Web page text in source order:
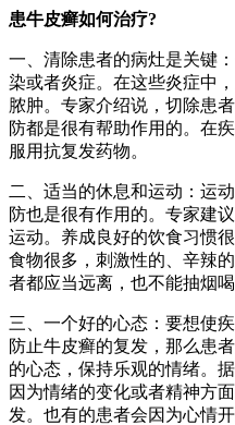
患牛皮癣如何治疗?
一、清除患者的病灶是关键
染或者炎症。在这些炎症中
脓肿。专家介绍说，切除患
防都是很有帮助作用的。在
服用抗复发药物。
二、适当的休息和运动：运
防也是很有作用的。专家建
运动。养成良好的饮食习惯
食物很多，刺激性的、辛辣
者都应当远离，也不能抽烟喝
三、一个好的心态：要想使
防止牛皮癣的复发，那么患
的心态，保持乐观的情绪。
因为情绪的变化或者精神方
发。也有的患者会因为心情